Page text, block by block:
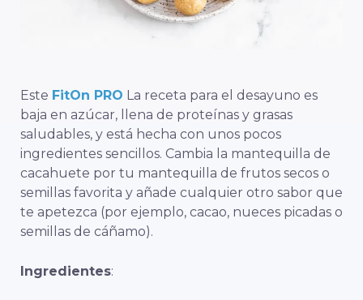
Este FitOn PRO La receta para el desayuno es
baja en azúcar, llena de proteínas y grasas
saludables, y está hecha con unos pocos
ingredientes sencillos. Cambia la mantequilla de
cacahuete por tu mantequilla de frutos secos o
semillas favorita y añade cualquier otro sabor que
te apetezca (por ejemplo, cacao, nueces picadas o
semillas de cáñamo).
Ingredientes: